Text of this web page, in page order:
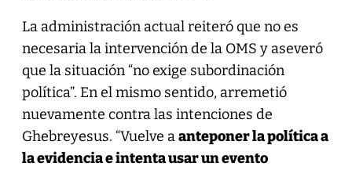
La administración actual reiteró que no es
necesaria la intervención de la OMS y aseveró
que la situación “no exige subordinación
política”. En el mismo sentido, arremetió
nuevamente contra las intenciones de
Ghebreyesus. “Vuelve aanteponer la política a
la evidencia e intenta usar un evento